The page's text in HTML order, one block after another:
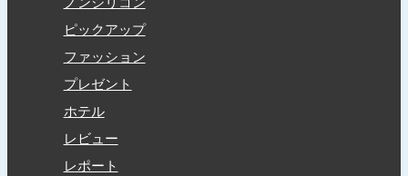
ピックアップ
ファッション
プレゼント
ホテル
レビュー
レポート